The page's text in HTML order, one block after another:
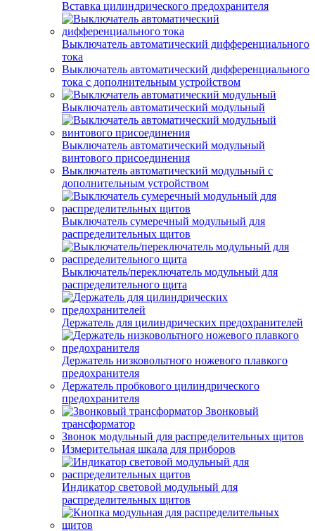
Вставка цилиндрического предохранителя
Выключатель автоматический дифференциального
тока
Выключатель автоматический дифференциального
тока с дополнительным устройством
Выключатель автоматический модульный
Выключатель автоматический модульный
винтового присоединения
Выключатель автоматический модульный с
дополнительным устройством
Выключатель сумеречный модульный для
распределительных щитов
Выключатель/переключатель модульный для
распределительного щита
Держатель для цилиндрических предохранителей
Держатель низковольтного ножевого плавкого
предохранителя
Держатель пробкового цилиндрического
предохранителя
Звонковый
трансформатор
Звонок модульный для распределительных щитов
Измерительная шкала для приборов
Индикатор световой модульный для
распределительных щитов